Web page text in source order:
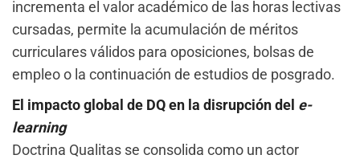
incrementa el valor académico de las horas lectivas
cursadas, permite la acumulación de méritos
curriculares válidos para oposiciones, bolsas de
empleo o la continuación de estudios de posgrado.
El impacto global de DQ en la disrupción del e-
learning
Doctrina Qualitas se consolida como un actor